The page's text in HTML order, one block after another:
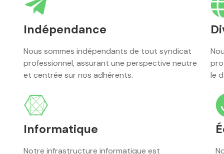
Indépendance
Nous sommes indépendants de tout syndicat
professionnel, assurant une perspective neutre
et centrée sur nos adhérents.
le
Informatique
Notre infrastructure informatique est